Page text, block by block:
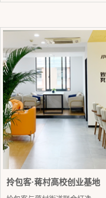
拎包客·蒋村高校创业基地